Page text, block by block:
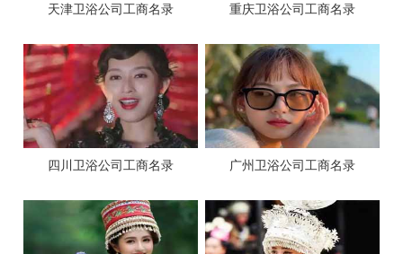
天津卫浴公司工商名录 重庆卫浴公司工商名录
四川卫浴公司工商名录 广州卫浴公司工商名录